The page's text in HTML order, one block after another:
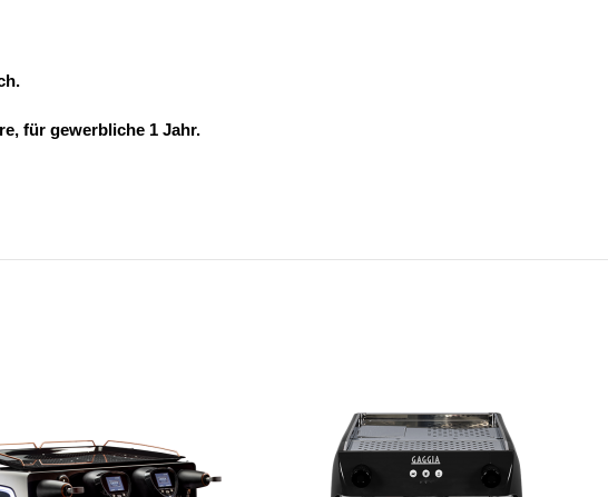
für gewerbliche 1 Jahr.